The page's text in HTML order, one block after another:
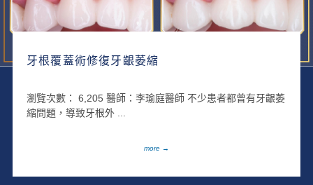
牙根覆蓋術修復牙齦萎縮
瀏覽次數： 6,205 醫師：李瑜庭醫師 不少患者都曾有牙齦萎
縮問題，導致牙根外 ...
more →